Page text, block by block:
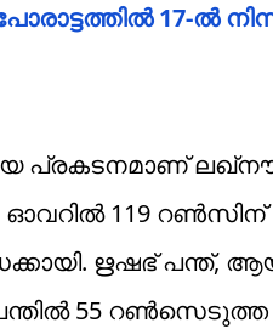
17-ല്‍
പ്രകടനമാണ്
ഓവറില്‍ 119
ഋഷഭ് പന്ത്,
55 റണ്‍സെടുത്ത